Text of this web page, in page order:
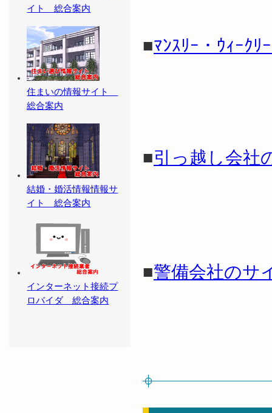
■ﾏﾝｽﾘｰ・ｳｨｰｸﾘ
■引っ越し会社
■警備会社のサ
イト 総合案内
住まいの情報サイト
総合案内
結婚・婚活情報情報サ
イト 総合案内
インターネット接続プ
ロバイダ 総合案内